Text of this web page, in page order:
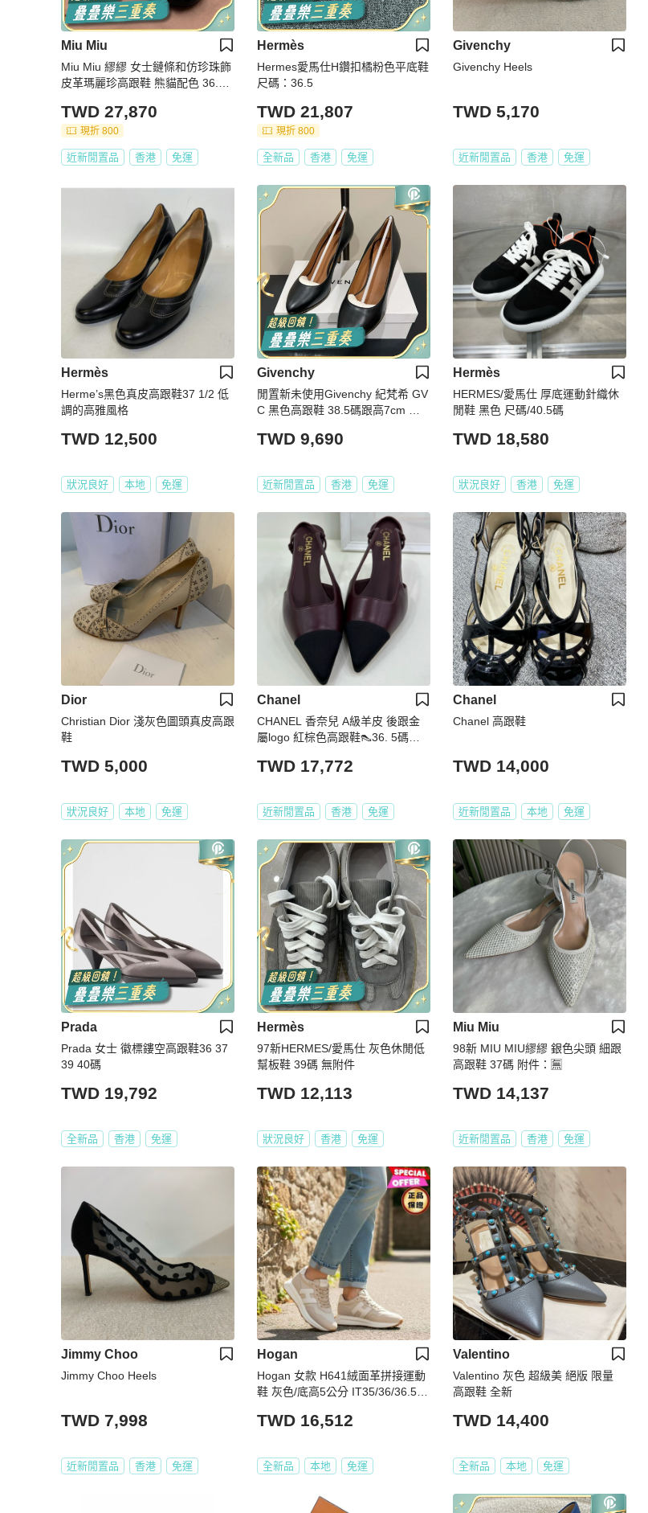
Miu Miu
Miu Miu 繆繆 女士鏈條和仿珍珠飾
皮革瑪麗珍高跟鞋 熊貓配色 36.5
TWD 27,870
現折 800
近新閒置品 香港 免運
Hermès
Hermes愛馬仕H鑽扣橘粉色平底鞋
尺碼：36.5
TWD 21,807
現折 800
全新品 香港 免運
Givenchy
Givenchy Heels
TWD 5,170
近新閒置品 香港 免運
Hermès
Herme’s黑色真皮高跟鞋37 1/2 低
調的高雅風格
TWD 12,500
狀況良好 本地 免運
Givenchy
閒置新未使用Givenchy 紀梵希 GV
C 黑色高跟鞋 38.5碼跟高7cm 好
TWD 9,690
近新閒置品 香港 免運
Hermès
HERMES/愛馬仕 厚底運動針織休
閒鞋 黑色 尺碼/40.5碼
TWD 18,580
狀況良好 香港 免運
Dior
Christian Dior 淺灰色圖頭真皮高跟
鞋
TWD 5,000
狀況良好 本地 免運
Chanel
CHANEL 香奈兒 A級羊皮 後跟金
屬logo 紅棕色高跟鞋👠36. 5碼
送贈CHANEL金字米色立體襟花兩
TWD 17,772
近新閒置品 香港 免運
Chanel
Chanel 高跟鞋
TWD 14,000
近新閒置品 本地 免運
Prada
Prada 女士 徽標鏤空高跟鞋36 37
39 40碼
TWD 19,792
全新品 香港 免運
Hermès
97新HERMES/愛馬仕 灰色休閒低
幫板鞋 39碼 無附件
TWD 12,113
狀況良好 香港 免運
Miu Miu
98新 MIU MIU繆繆 銀色尖頭 細跟
高跟鞋 37碼 附件：🈚
TWD 14,137
近新閒置品 香港 免運
Jimmy Choo
Jimmy Choo Heels
TWD 7,998
近新閒置品 香港 免運
Hogan
Hogan 女款 H641絨面革拼接運動
鞋 灰色/底高5公分 IT35/36/36.5/3
TWD 16,512
全新品 本地 免運
Valentino
Valentino 灰色 超級美 絕版 限量
高跟鞋 全新
TWD 14,400
全新品 本地 免運